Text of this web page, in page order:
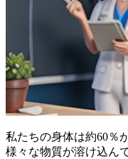
私たちの身体は約60％
様々な物質が溶け込ん